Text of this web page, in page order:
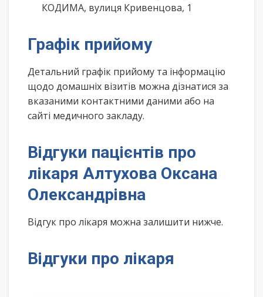
КОДИМА, вулиця Кривенцова, 1
Графік прийому
Детальний графік прийому та інформацію
щодо домашніх візитів можна дізнатися за
вказаними контактними даними або на
сайті медичного закладу.
Відгуки пацієнтів про
лікаря Алтухова Оксана
Олександрівна
Відгук про лікаря можна залишити нижче.
Відгуки про лікаря